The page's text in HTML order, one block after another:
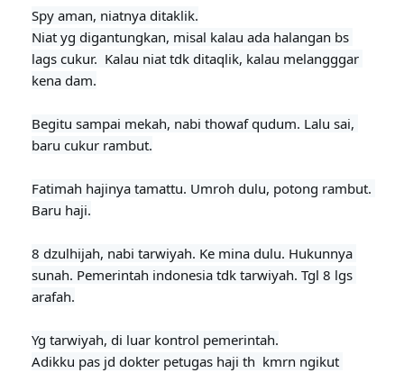
Spy aman, niatnya ditaklik.
Niat yg digantungkan, misal kalau ada halangan bs
lags cukur.  Kalau niat tdk ditaqlik, kalau melangggar
kena dam.
Begitu sampai mekah, nabi thowaf qudum. Lalu sai,
baru cukur rambut.
Fatimah hajinya tamattu. Umroh dulu, potong rambut.
Baru haji.
8 dzulhijah, nabi tarwiyah. Ke mina dulu. Hukunnya
sunah. Pemerintah indonesia tdk tarwiyah. Tgl 8 lgs
arafah.
Yg tarwiyah, di luar kontrol pemerintah.
Adikku pas jd dokter petugas haji th  kmrn ngikut